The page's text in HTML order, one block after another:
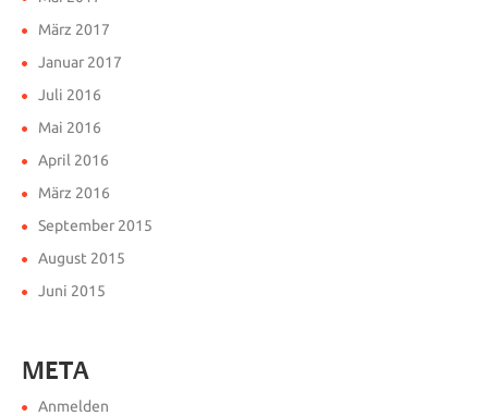
März 2017
Januar 2017
Juli 2016
Mai 2016
April 2016
März 2016
September 2015
August 2015
Juni 2015
META
Anmelden